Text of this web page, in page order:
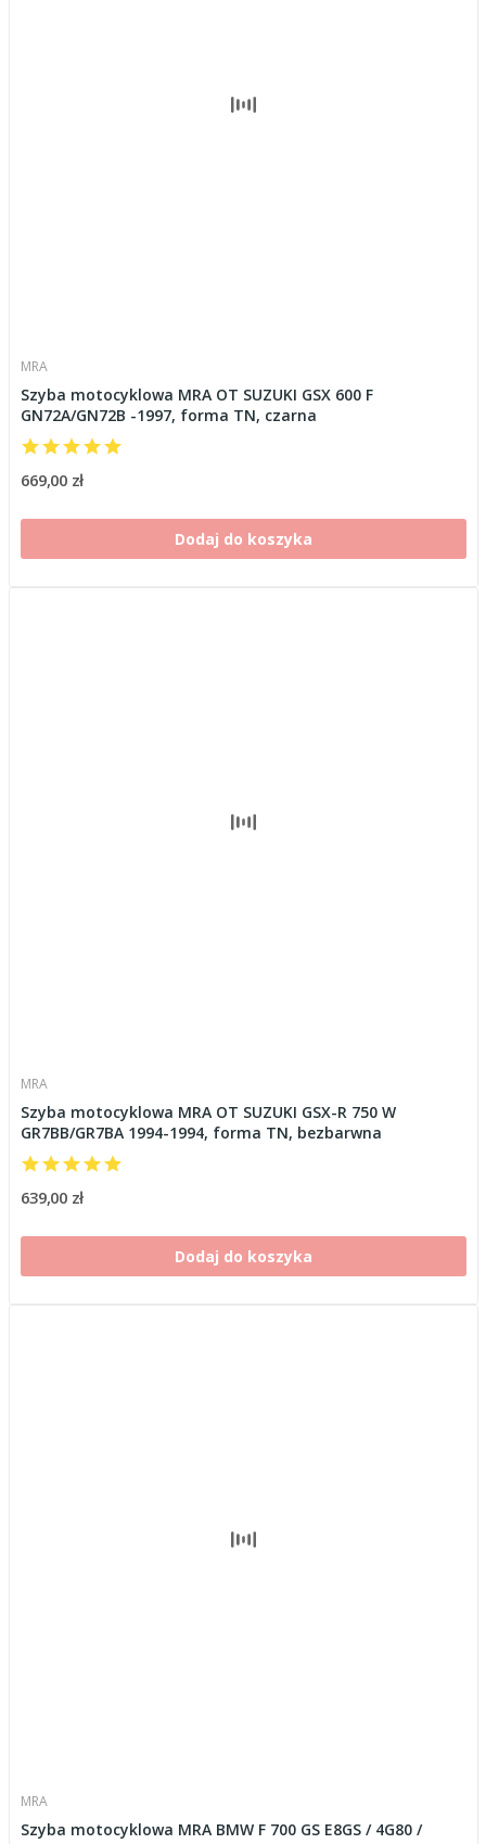
MRA
Szyba motocyklowa MRA OT SUZUKI GSX 600 F
GN72A/GN72B -1997, forma TN, czarna
669,00 zł
Dodaj do koszyka
MRA
Szyba motocyklowa MRA OT SUZUKI GSX-R 750 W
GR7BB/GR7BA 1994-1994, forma TN, bezbarwna
639,00 zł
Dodaj do koszyka
MRA
Szyba motocyklowa MRA BMW F 700 GS E8GS / 4G80 /